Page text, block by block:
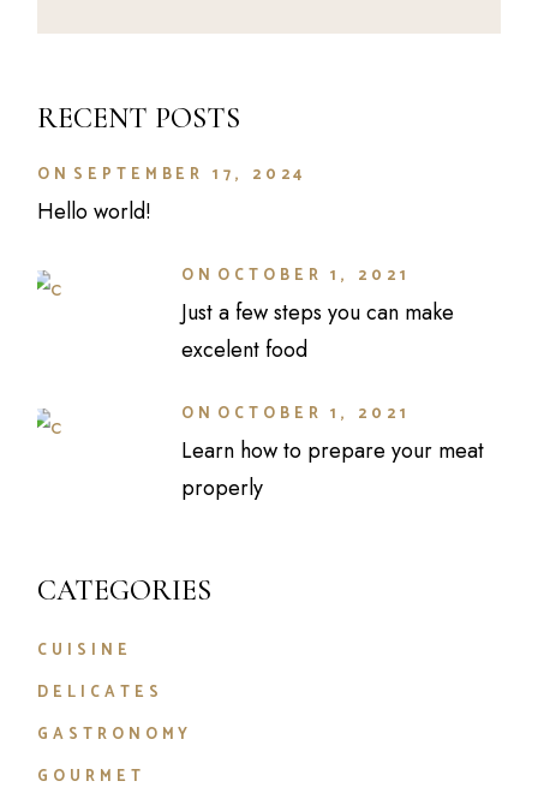
RECENT POSTS
ON SEPTEMBER 17, 2024
Hello world!
ON OCTOBER 1, 2021
Just a few steps you can make
excelent food
ON OCTOBER 1, 2021
Learn how to prepare your meat
properly
CATEGORIES
CUISINE
DELICATES
GASTRONOMY
GOURMET